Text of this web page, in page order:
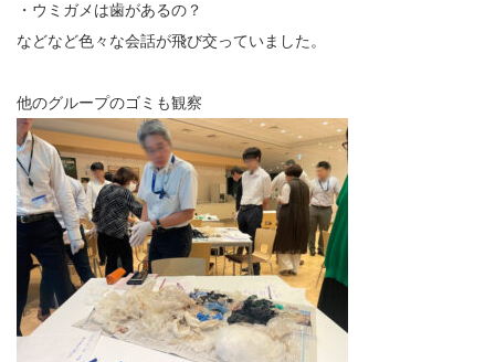
・ウミガメは歯があるの？
などなど色々な会話が飛び交っていました。
他のグループのゴミも観察